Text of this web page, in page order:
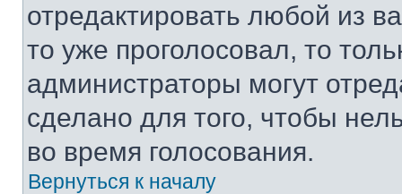
отредактировать любой из
то уже проголосовал, то
администраторы могут
сделано для того, чтобы
во время голосования.
Вернуться к началу